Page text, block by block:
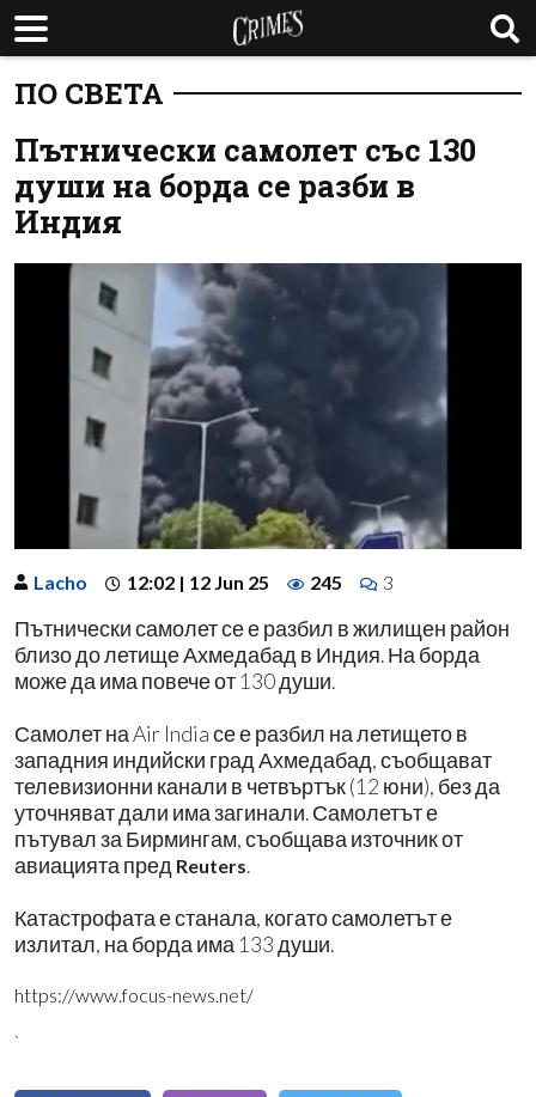
ПО СВЕТА
Пътнически самолет със 130
души на борда се разби в
Индия
Lacho 12:02 | 12 Jun 25 245 3
Пътнически самолет се е разбил в жилищен район
близо до летище Ахмедабад в Индия. На борда
може да има повече от 130 души.
Самолет на Air India се е разбил на летището в
западния индийски град Ахмедабад, съобщават
телевизионни канали в четвъртък (12 юни), без да
уточняват дали има загинали. Самолетът е
пътувал за Бирмингам, съобщава източник от
авиацията пред Reuters.
Катастрофата е станала, когато самолетът е
излитал, на борда има 133 души.
https://www.focus-news.net/
`